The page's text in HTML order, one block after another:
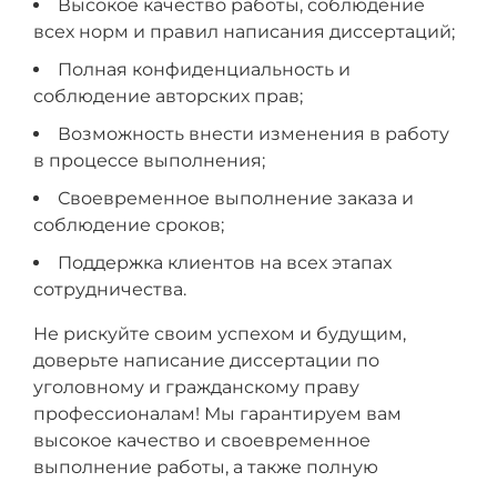
Высокое качество работы, соблюдение
всех норм и правил написания диссертаций;
Полная конфиденциальность и
соблюдение авторских прав;
Возможность внести изменения в работу
в процессе выполнения;
Своевременное выполнение заказа и
соблюдение сроков;
Поддержка клиентов на всех этапах
сотрудничества.
Не рискуйте своим успехом и будущим,
доверьте написание диссертации по
уголовному и гражданскому праву
профессионалам! Мы гарантируем вам
высокое качество и своевременное
выполнение работы, а также полную